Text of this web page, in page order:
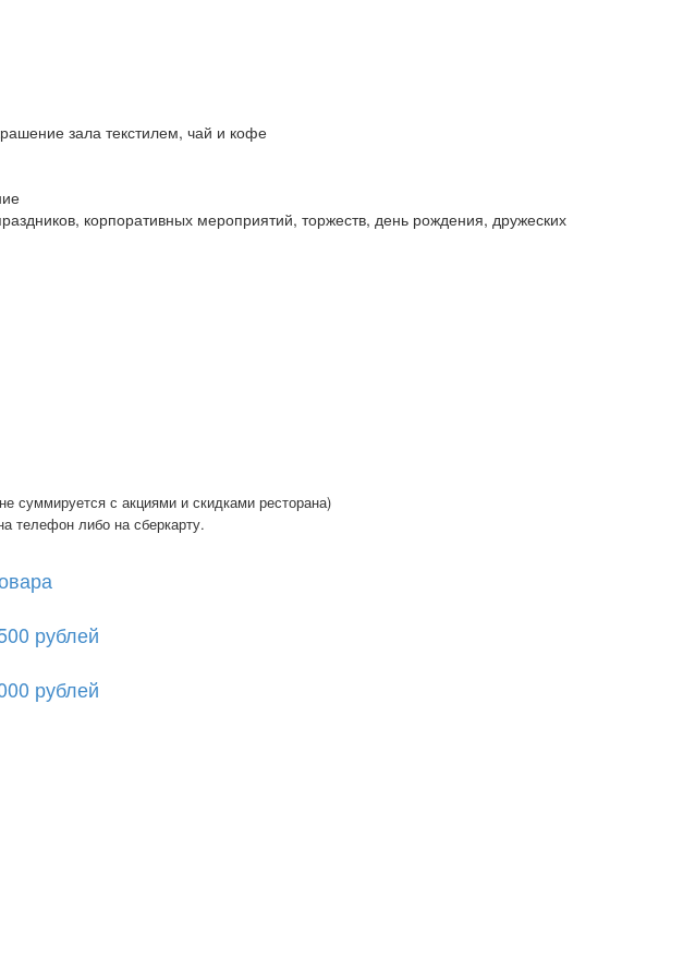
зала текстилем, чай и кофе
корпоративных мероприятий, торжеств, день рождения, дружеских
суммируется с акциями и скидками ресторана)
телефон либо на сберкарту.
рублей
рублей